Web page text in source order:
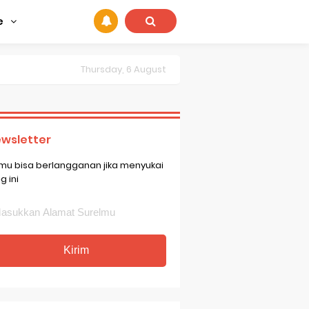
Thursday, 6 August
bisa berlangganan jika menyukai
ini